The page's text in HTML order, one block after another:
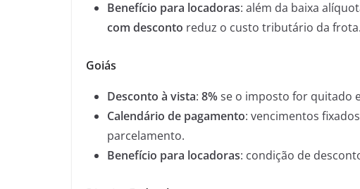
Benefício para locadoras: além da baixa
com desconto reduz o custo tributário da frota.
Goiás
Desconto à vista: 8%se o imposto for quitado
Calendário de pagamento: vencimentos
parcelamento.
Benefício para locadoras: condição de